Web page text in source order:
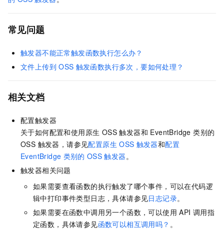
常见问题
触发器不能正常触发函数执行怎么办？
文件上传到 OSS 触发函数执行多次，要如何处理？
相关文档
配置触发器
关于如何配置和使用原生 OSS 触发器和 EventBridge 类别的
OSS 触发器，请参见配置原生 OSS 触发器和配置
EventBridge 类别的 OSS 触发器。
触发器相关问题
如果需要查看函数的执行触发了哪个事件，可以在代码逻
辑中打印事件类型日志，具体请参见日志记录。
如果需要在函数中调用另一个函数，可以使用 API 调用指
定函数，具体请参见函数可以相互调用吗？ 。